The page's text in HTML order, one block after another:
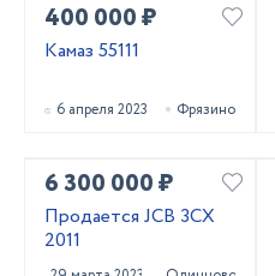
400 000 ₽
Камаз 55111
6 апреля 2023 Фрязино
6 300 000 ₽
Продается JCB 3CX
2011